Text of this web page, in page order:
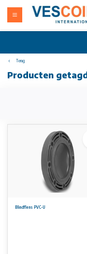
Terug
Producten
Blindflens PVC-U